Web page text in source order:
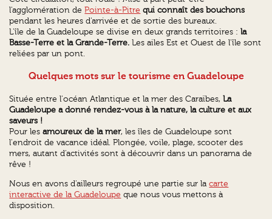
l'agglomération dePointe-à-Pitre qui connaît des bouchons
pendant les heures d'arrivée et de sortie des bureaux.
L'île de la Guadeloupe se divise en deux grands territoires :la
Basse-Terre et la Grande-Terre. Les ailes Est et Ouest de l'île sont
reliées par un pont.
Quelques mots sur le tourisme en Guadeloupe
Située entre l'océan Atlantique et la mer des Caraïbes,La
Guadeloupe a donné rendez-vous à la nature, la culture et aux
saveurs !
Pour lesamoureux de la mer, les îles de Guadeloupe sont
l'endroit de vacance idéal. Plongée, voile, plage, scooter des
mers, autant d'activités sont à découvrir dans un panorama de
rêve !
Nous en avons d'ailleurs regroupé une partie sur lacarte
interactive de la Guadeloupe que nous vous mettons à
disposition.